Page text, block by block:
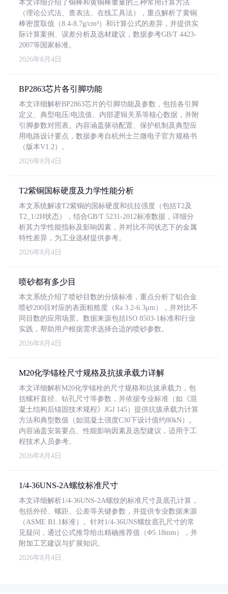
本文详细介绍了铜棒和黄铜棒重量的三种常用计算方法
（理论公式法、查表法、在线工具法），重点解析了黄铜
棒密度取值（8.4-8.7g/cm³）和计算公式的差异，并提供实
际计算案例、误差分析及选材建议，数据参考GB/T 4423-
2007等国家标准。
2026年8月4日
BP2863芯片各引脚功能
本文详细解析BP2863芯片的引脚功能及参数，包括各引脚
定义、典型电压/电流值、内部逻辑关系等核心数据，并附
引脚参数对照表。内容涵盖驱动配置、保护机制及典型应
用电路设计要点，数据参考自杭州士兰微电子官方规格书
（版本V1.2）。
2026年8月4日
T2紫铜国标硬度及力学性能分析
本文系统解读T2紫铜的国标硬度和抗拉强度（包括T2及
T2_1/2H状态），结合GB/T 5231-2012标准数据，详细分
析其力学性能指标及影响因素，并对比不同状态下的金属
特性差异，为工业选材提供参考。
2026年8月4日
喷砂都有多少目
本文系统介绍了喷砂目数的分级标准，重点分析了铝合金
喷砂200目对应的表面粗糙度（Ra 3.2-6.3μm），并对比不
同目数的应用场景。数据来源包括ISO 8503-1标准和行业
实践，帮助用户根据需求选择合适的喷砂参数。
2026年8月4日
M20化学锚栓尺寸规格及抗拔承载力详解
本文详细解析M20化学锚栓的尺寸规格和抗拔承载力，包
括螺杆直径、钻孔尺寸等参数，并依据专业标准（如《混
凝土结构后锚固技术规程》JGJ 145）提供抗拔承载力计算
方法和典型数值（如混凝土强度C30下设计值约80kN）。
内容涵盖安装要点、性能影响因素及选型建议，适用于工
程技术人员参考。
2026年8月4日
1/4-36UNS-2A螺纹标准尺寸
本文详细解析1/4-36UNS-2A螺纹的标准尺寸及底孔计算，
包括外径、螺距、公差等关键参数，并提供专业数据来源
（ASME B1.1标准）。针对1/4-36UNS螺纹底孔尺寸的常
见疑问，通过公式推导给出精确推荐值（Φ5.18mm），并
附加工艺建议与扩展知识。
2026年8月4日